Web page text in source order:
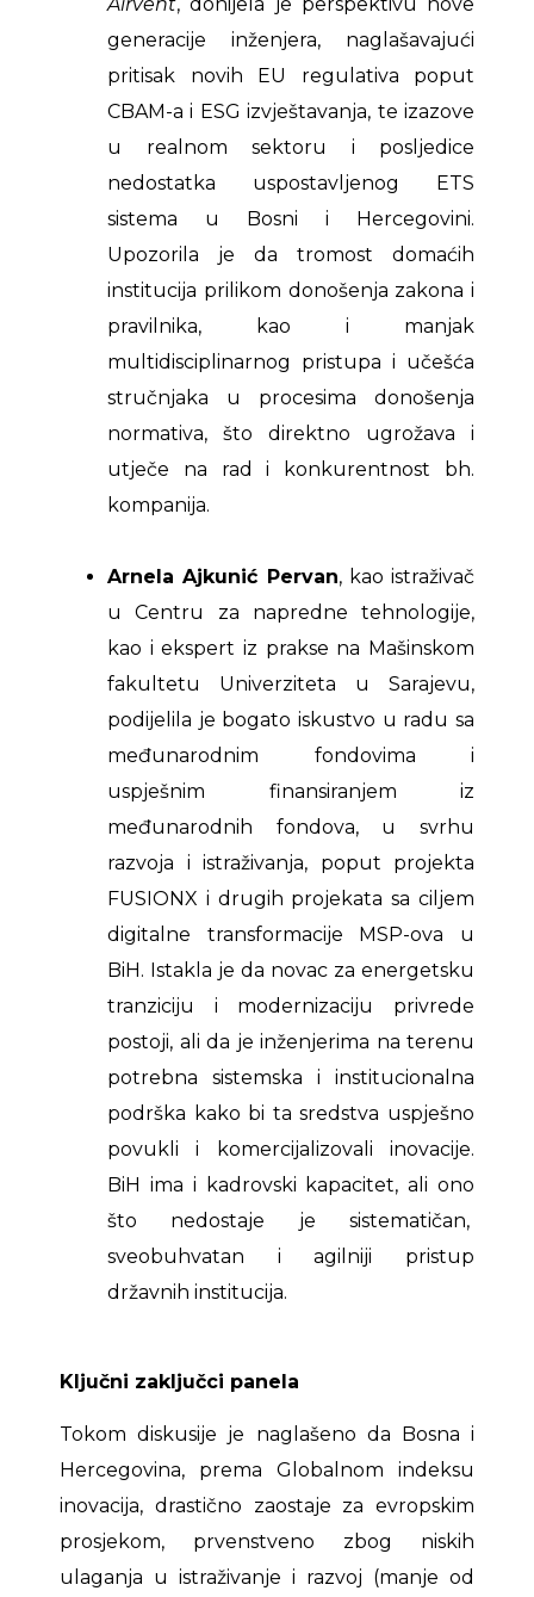
generacije inženjera, naglašavajući
pritisak novih EU regulativa poput
CBAM-a i ESG izvještavanja, te izazove
u realnom sektoru i posljedice
nedostatka uspostavljenog ETS
sistema u Bosni i Hercegovini.
Upozorila je da tromost domaćih
institucija prilikom donošenja zakona i
pravilnika, kao i manjak
multidisciplinarnog pristupa i učešća
stručnjaka u procesima donošenja
normativa, što direktno ugrožava i
utječe na rad i konkurentnost bh.
kompanija.
Arnela Ajkunić Pervan, kao istraživač
u Centru za napredne tehnologije,
kao i ekspert iz prakse na Mašinskom
fakultetu Univerziteta u Sarajevu,
podijelila je bogato iskustvo u radu sa
međunarodnim fondovima i
uspješnim finansiranjem iz
međunarodnih fondova, u svrhu
razvoja i istraživanja, poput projekta
FUSIONX i drugih projekata sa ciljem
digitalne transformacije MSP-ova u
BiH. Istakla je da novac za energetsku
tranziciju i modernizaciju privrede
postoji, ali da je inženjerima na terenu
potrebna sistemska i institucionalna
podrška kako bi ta sredstva uspješno
povukli i komercijalizovali inovacije.
BiH ima i kadrovski kapacitet, ali ono
što nedostaje je sistematičan,
sveobuhvatan i agilniji pristup
državnih institucija.
Ključni zaključci panela
Tokom diskusije je naglašeno da Bosna i
Hercegovina, prema Globalnom indeksu
inovacija, drastično zaostaje za evropskim
prosjekom, prvenstveno zbog niskih
ulaganja u istraživanje i razvoj (manje od